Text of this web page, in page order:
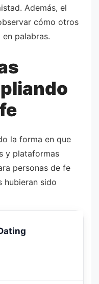
Además, el
cómo otros
palabras.
la forma en que
y plataformas
personas de fe
hubieran sido